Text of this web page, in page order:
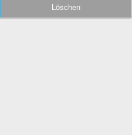
Löschen